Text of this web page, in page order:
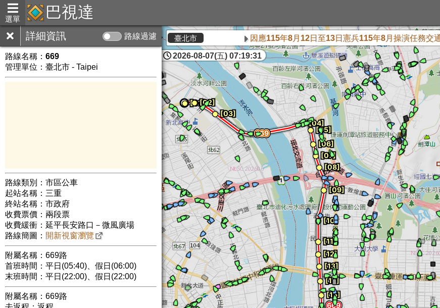
選單 巴視達
詳細資訊 路線過濾
路線名稱： 669
管理單位：臺北市 - Taipei
路線類別：市區公車
起站名稱：三重
終站名稱：市政府
收費票價：兩段票
收費緩衝：延平長安路口－微風廣場
路線簡圖： 開新視窗瀏覽
附屬名稱：669路
首班時間：平日(05:40)、假日(06:00)
末班時間：平日(22:00)、假日(22:00)
附屬名稱：669路
臺北市 因應115年8月12日至13日憲兵115年8月操演任務交通管制公
2026-08-07(五) 07:19:31